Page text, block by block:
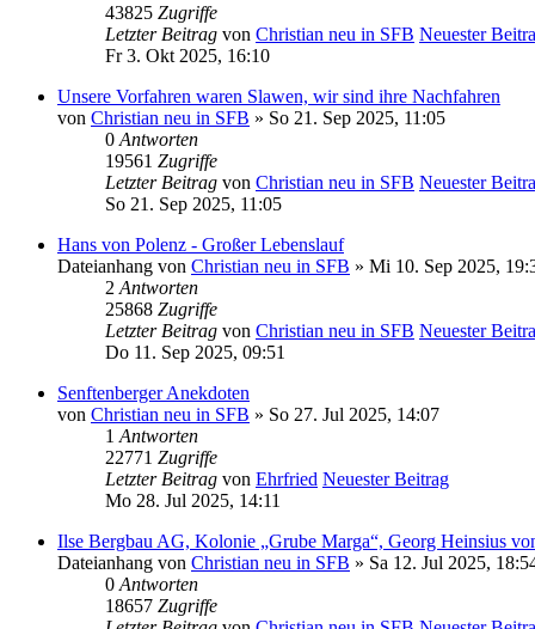
43825 Zugriffe
Letzter Beitrag von Christian neu in SFB Neuester
Fr 3. Okt 2025, 16:10
Unsere Vorfahren waren Slawen, wir sind ihre Nachfahren
von Christian neu in SFB » So 21. Sep 2025, 11:05
0 Antworten
19561 Zugriffe
Letzter Beitrag von Christian neu in SFB Neuester
So 21. Sep 2025, 11:05
Hans von Polenz - Großer Lebenslauf
Dateianhang von Christian neu in SFB » Mi 10. Sep 2025,
2 Antworten
25868 Zugriffe
Letzter Beitrag von Christian neu in SFB Neuester
Do 11. Sep 2025, 09:51
Senftenberger Anekdoten
von Christian neu in SFB » So 27. Jul 2025, 14:07
1 Antworten
22771 Zugriffe
Letzter Beitrag von Ehrfried Neuester Beitrag
Mo 28. Jul 2025, 14:11
Ilse Bergbau AG, Kolonie „Grube Marga“, Georg Heinsius
Dateianhang von Christian neu in SFB » Sa 12. Jul 2025,
0 Antworten
18657 Zugriffe